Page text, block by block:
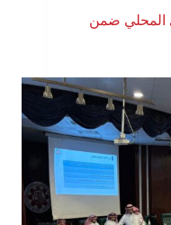
المحلي ضمن